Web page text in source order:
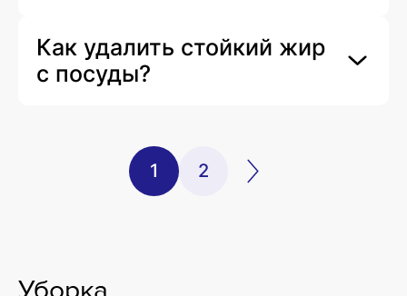
Как удалить стойкий жир
с посуды?
1 2